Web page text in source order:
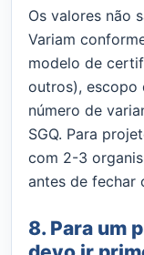
Os valores não
Variam
modelo de
outros), escopo
número de
SGQ. Para
com 2-3
antes de fechar
8. Para um